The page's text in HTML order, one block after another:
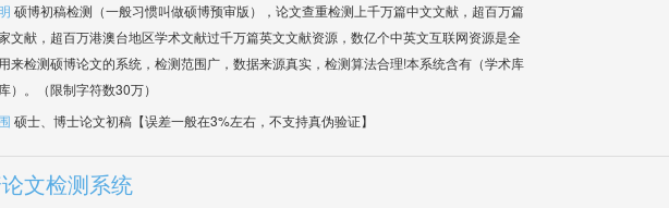
硕博初稿检测（一般习惯叫做硕博预审版），论文查重检测上千万篇中文文献，超百万篇
文献，超百万港澳台地区学术文献过千万篇英文文献资源，数亿个中英文互联网资源是全
来检测硕博论文的系统，检测范围广，数据来源真实，检测算法合理!本系统含有（学术库
）。（限制字符数30万）
硕士、博士论文初稿【误差一般在3%左右，不支持真伪验证】
文检测系统